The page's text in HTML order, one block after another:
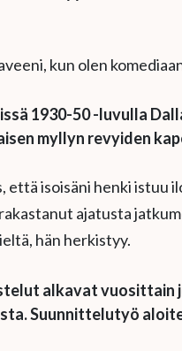
kun olen
1930-50 -luvulla
myllyn revyiden
isoisäni henki istuu
ajatusta
hän herkistyy.
alkavat vuosittain
Suunnittelutyö